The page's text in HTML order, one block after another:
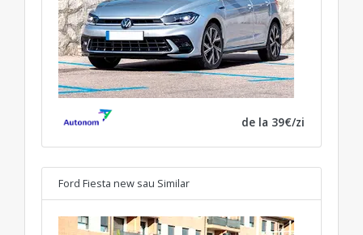
de la 39€/zi
Ford Fiesta new sau Similar